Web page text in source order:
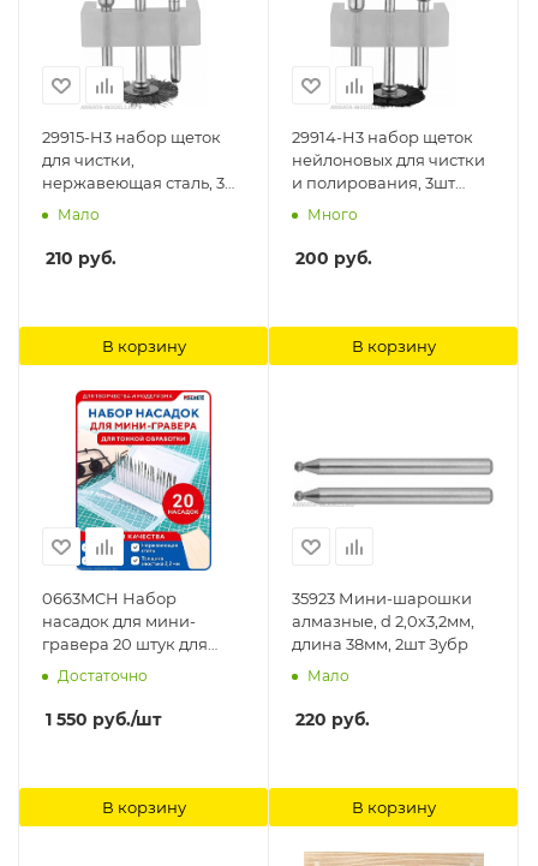
29915-H3 набор щеток
для чистки,
нержавеющая сталь, 3
предм. Stayer
Мало
210 руб.
В корзину
29914-H3 набор щеток
нейлоновых для чистки
и полирования, 3шт
Stayer
Много
200 руб.
В корзину
0663MCH Набор
насадок для мини-
гравера 20 штук для
тонкой обработки
MACHETE
Достаточно
1 550 руб./шт
В корзину
35923 Мини-шарошки
алмазные, d 2,0x3,2мм,
длина 38мм, 2шт Зубр
Мало
220 руб.
В корзину